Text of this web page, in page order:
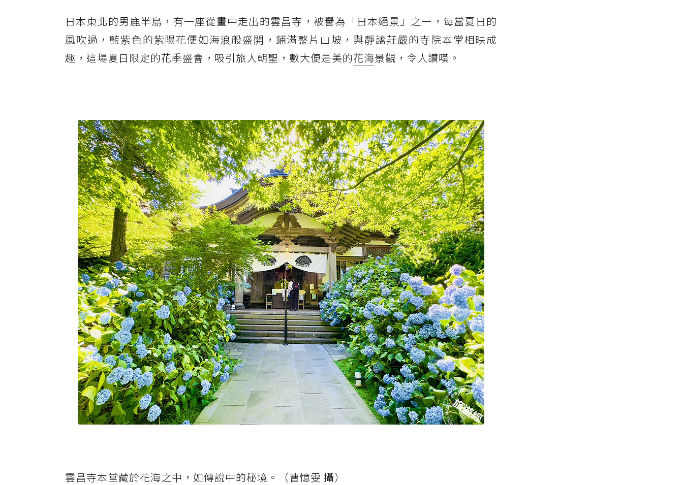
日本東北的男鹿半島，有一座從畫中走出的雲昌寺，被譽為「日本絕景」之一，每當夏日的
風吹過，藍紫色的紫陽花便如海浪般盛開，鋪滿整片山坡，與靜謐莊嚴的寺院本堂相映成
趣，這場夏日限定的花季盛會，吸引旅人朝聖，數大便是美的花海景觀，令人讚嘆。
雲昌寺本堂藏於花海之中，如傳說中的秘境。（曹憶雯 攝）